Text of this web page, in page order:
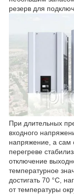
резерв для
При длительных
входного
напряжение, а сам
перегреве
отключение
температурное
достигать 70 °С,
от температуры